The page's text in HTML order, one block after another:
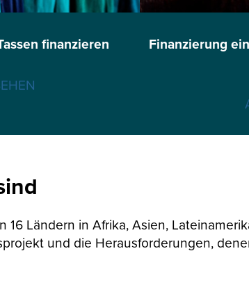
finanzieren
Finanzierung
16 Ländern in Afrika, Asien,
und die Herausforderungen,